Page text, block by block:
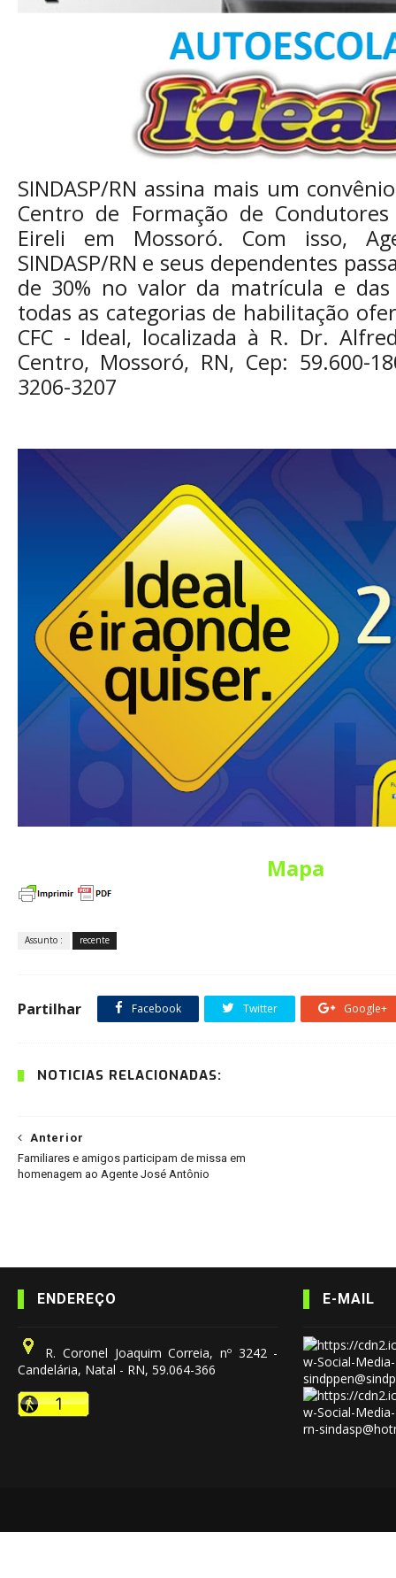
SINDASP/RN assina mais um
Centro de Formação de
Eireli em Mossoró. Com isso,
SINDASP/RN e seus dependentes
de 30% no valor da matrícula e das
todas as categorias de habilitação
CFC - Ideal, localizada à R. Dr.
Centro, Mossoró, RN, Cep: 59.600-
3206-3207
Mapa
Assunto : recente
Partilhar Facebook Twitter Google+
NOTÍCIAS RELACIONADAS:
Anterior
Familiares e amigos participam de missa em
homenagem ao Agente José Antônio
ENDEREÇO
R. Coronel Joaquim Correia, nº 3242 -
Candelária, Natal - RN, 59.064-366
E-MAIL
rn-